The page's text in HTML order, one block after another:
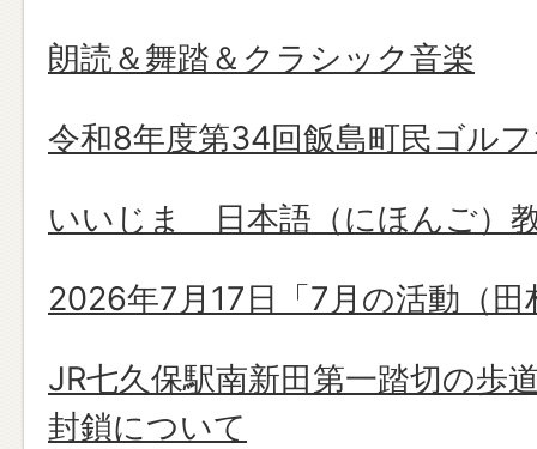
朗読＆舞踏＆クラシック音楽
令和8年度第34回飯島町民ゴル
いいじま 日本語（にほんご）
2026年7月17日「7月の活動（田
JR七久保駅南新田第一踏切の歩
封鎖について